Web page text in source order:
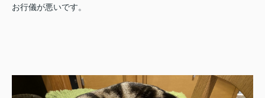
お行儀が悪いです。